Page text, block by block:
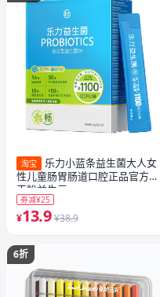
淘宝
乐力小蓝条益生菌大人女
性儿童肠胃肠道口腔正品官方冻
干粉益生元
券减¥25
¥13.9 ¥38.9
6折